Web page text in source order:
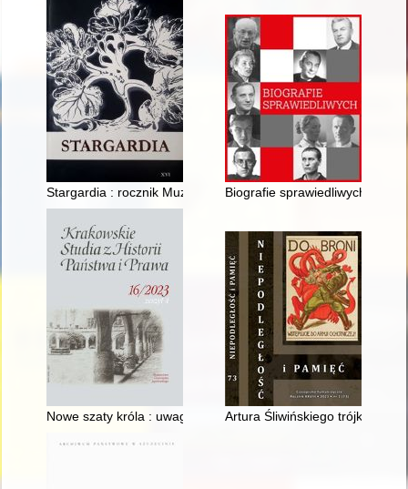
Stargardia : rocznik Muzeum Archeologiczno-Historycznego
Biografie sprawiedliwych
Nowe szaty króla : uwagi nad książką Krzysztofa Burczaka =
Artura Śliwińskiego trójksiąg o